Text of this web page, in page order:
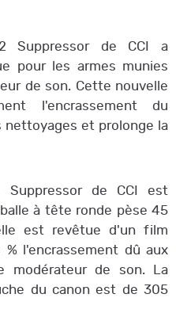
Suppressor de CCI a
pour les armes munies
de son. Cette nouvelle
l'encrassement du
nettoyages et prolonge la
Suppressor de CCI est
à tête ronde pèse 45
est revêtue d'un film
l'encrassement dû aux
modérateur de son. La
du canon est de 305